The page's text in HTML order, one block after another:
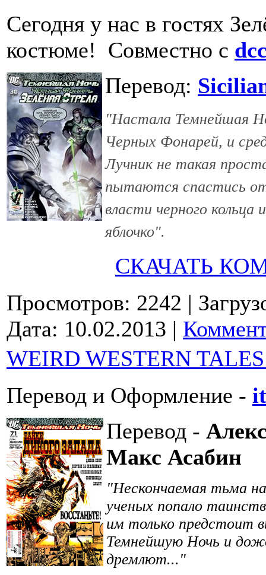
Сегодня у нас в гостях
костюме! Совместно с
Перевод:
"Настала Темнейшая
Черных Фонарей, и
Лучник не такая
пытаются спастись
власти черного
яблочко".
СКАЧАТЬ
Просмотров: 2242 |
Дата: 10.02.2013 |
WEIRD WESTERN
Перевод и Оформление -
Перевод -
Макс Асабин
"Нескончаемая тьма
ученых попало
им только предстоит
Темнейшую Ночь и
дремлют..."